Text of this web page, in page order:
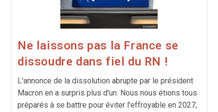
Ne laissons pas la France se
dissoudre dans fiel du RN !
L'annonce de la dissolution abrupte par le président
Macron en a surpris plus d'un. Nous nous étions tous
préparés à se battre pour éviter l'effroyable en 2027,